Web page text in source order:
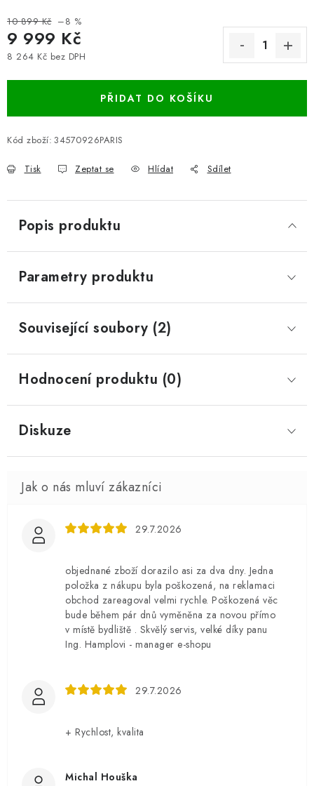
10 899 Kč –8 %
9 999 Kč
8 264 Kč bez DPH
PŘIDAT DO KOŠÍKU
Kód zboží: 34570926PARIS
Tisk Zeptat se Hlídat Sdílet
Popis produktu
Parametry produktu
Související soubory (2)
Hodnocení produktu (0)
Diskuze
29.7.2026
objednané zboží dorazilo asi za dva dny. Jedna
položka z nákupu byla poškozená, na reklamaci
obchod zareagoval velmi rychle. Poškozená věc
bude během pár dnů vyměněna za novou přímo
v místě bydliště . Skvělý servis, velké díky panu
Ing. Hamplovi - manager e-shopu
29.7.2026
+ Rychlost, kvalita
Michal Houška